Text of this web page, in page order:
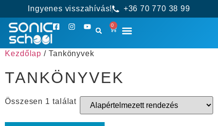
Ingyenes visszahívás! +36 70 770 38 99
0
Kezdőlap / Tankönyvek
TANKÖNYVEK
Összesen 1 találat